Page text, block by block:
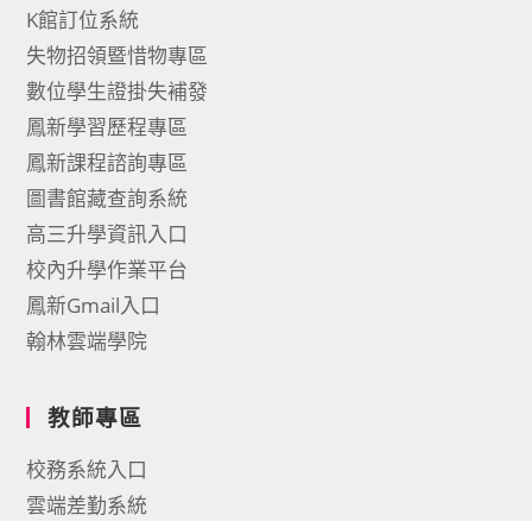
K館訂位系統
失物招領暨惜物專區
數位學生證掛失補發
鳳新學習歷程專區
鳳新課程諮詢專區
圖書館藏查詢系統
高三升學資訊入口
校內升學作業平台
鳳新Gmail入口
翰林雲端學院
教師專區
校務系統入口
雲端差勤系統